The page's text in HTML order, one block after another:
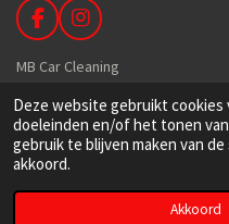
Deze website gebruikt cookies
doeleinden en/of het tonen
gebruik te blijven maken van
akkoord.
Akkoord
F
a
c
b
o
o
k
I
n
s
a
g
r
MB Car Cleaning
De Hoek 89
1601 MR Enkhuizen
Telefoonnummer